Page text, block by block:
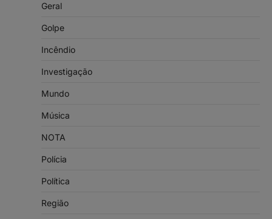
Geral
Golpe
Incêndio
Investigação
Mundo
Música
NOTA
Polícia
Política
Região